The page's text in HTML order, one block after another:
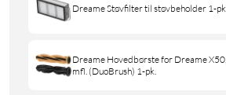
Dreame Støvfilter til støvbeholder 1-
Dreame Hovedbørste for Dreame
mfl. (DuoBrush) 1-pk.